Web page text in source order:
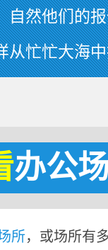
自然他们的
从忙忙大海
办公
所，或场所有